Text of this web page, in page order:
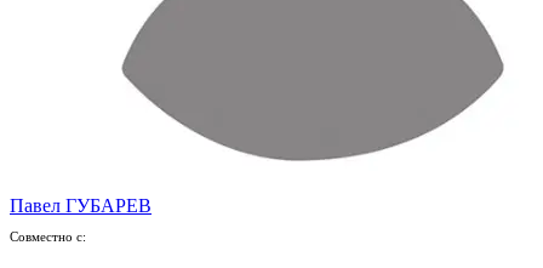
Павел ГУБАРЕВ
Совместно с: